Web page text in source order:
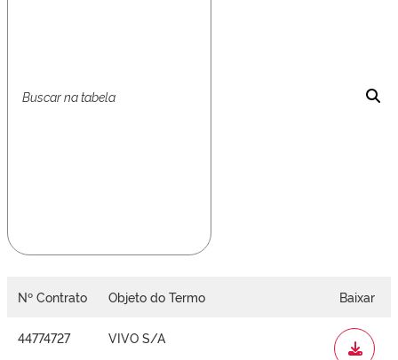
Nº Contrato Objeto do Termo Baixar
44774727 VIVO S/A
WORD